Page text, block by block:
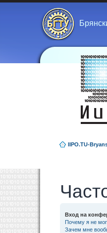
IIPO.TU-
Вход на
Почему я не
Зачем мне